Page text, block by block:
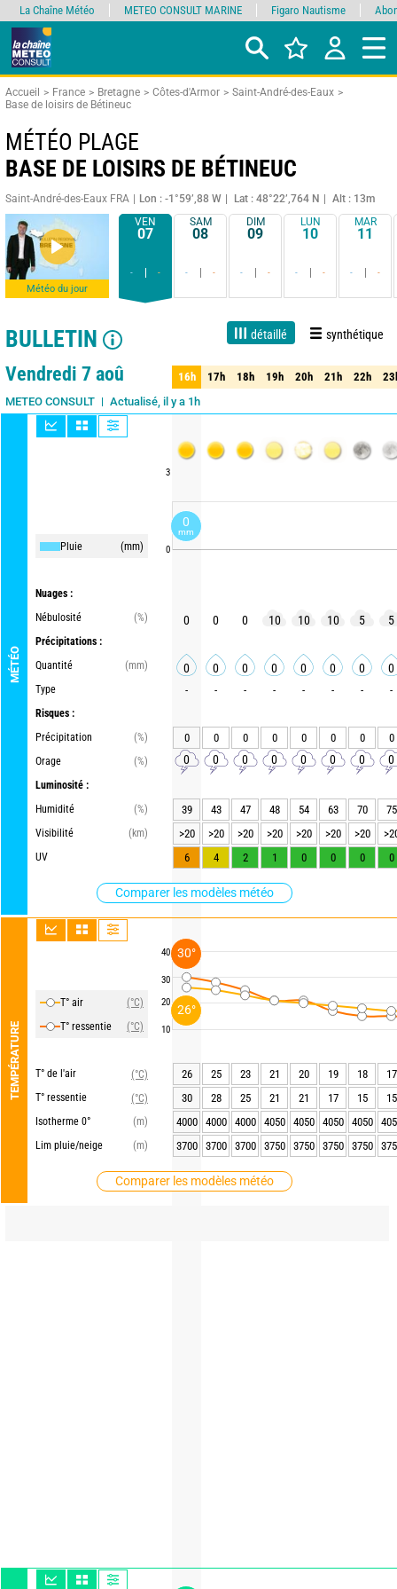
Accueil France Bretagne Côtes-d'Armor
Saint-André-des-Eaux
Base de loisirs de Bétineuc
MÉTÉO PLAGE
BASE DE LOISIRS DE BÉTINEUC
Saint-André-des-Eaux FRA Lon : -1°59’,88 W Lat : 48°22’,764 N Alt : 13m
Météo du jour
VEN
07
- -
SAM
08
- -
DIM
09
- -
LUN
10
- -
MAR
11
- -
BULLETIN détaillé synthétique
Live 1 jour 3 jours 15 jours Fiabilité 80%
Vendredi 7 aoû
METEO CONSULT Actualisé, il y a 1h
MÉTÉO
Pluie (mm)
Nuages :
Nébulosité
(%)
Précipitations :
Quantité
(mm)
Type
Risques :
Précipitation
(%)
Orage
(%)
Luminosité :
Humidité
(%)
Visibilité
(km)
UV
Comparer les modèles météo
TEMPÉRATURE
T° air
(°C)
T° ressentie
(°C)
T° de l'air
(°C)
T° ressentie
(°C)
Isotherme 0°
(m)
Lim pluie/neige
(m)
Comparer les modèles météo
3
0
40
30
20
10
16h 17h 18h 19h 20h 21h 22h
16h 17h 18h 19h 20h 21h 22h
0 0 0 10 10 10 5 5
0 0 0 0 0 0 0 0
- - - - - - - -
0 0 0 0 0 0 0 0
0 0 0 0 0 0 0 0
39 43 47 48 54 63 70
75
>20
>20 >20 >20 >20 >20 >20
6
4 2 1 0 0 0 0
26 25 23 21 20 19 18
17
30
28 25 21 21 17 15
15
4000
4000 4000 4050 4050 4050 4050
3700
3700 3700 3750 3750 3750 3750
La Chaîne Météo METEO CONSULT MARINE Figaro Nautisme
0
mm
26°
30°